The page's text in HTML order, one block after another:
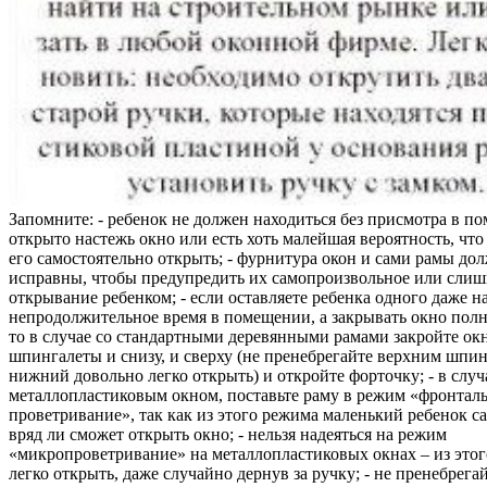
Запомните: - ребенок не должен находиться без присмотра в
открыто настежь окно или есть хоть малейшая вероятность,
его самостоятельно открыть; - фурнитура окон и сами рамы
исправны, чтобы предупредить их самопроизвольное или
открывание ребенком; - если оставляете ребенка одного даже
непродолжительное время в помещении, а закрывать окно
то в случае со стандартными деревянными рамами закройте
шпингалеты и снизу, и сверху (не пренебрегайте верхним
нижний довольно легко открыть) и откройте форточку; - в
металлопластиковым окном, поставьте раму в режим
проветривание», так как из этого режима маленький ребенок
вряд ли сможет открыть окно; - нельзя надеяться на режим
«микропроветривание» на металлопластиковых окнах – из
легко открыть, даже случайно дернув за ручку; - не